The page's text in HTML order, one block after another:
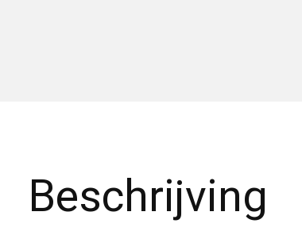
Beschrijving